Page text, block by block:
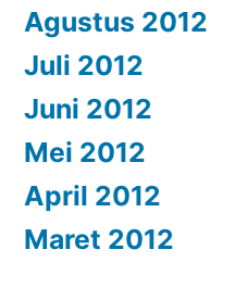
Agustus 2012
Juli 2012
Juni 2012
Mei 2012
April 2012
Maret 2012